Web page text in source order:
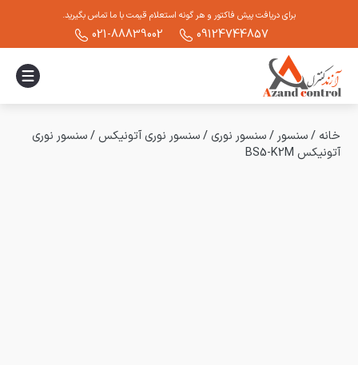
برای دریافت پیش فاکتور و هر گونه استعلام قیمت با ما تماس بگیرید.
09124744857
021-88839002
خانه /سنسور /سنسور نوری /سنسور نوری آتونیکس /سنسور نوری
آتونیکس BS5-K2M